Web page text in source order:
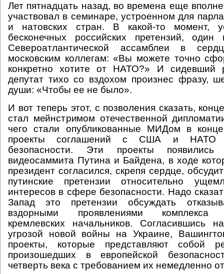
Лет пятнадцать назад, во времена еще вполне
участвовал в семинаре, устроенном для
и натовских стран. В какой-то момент,
бесконечных российских претензий, один
Североатлантической ассамблеи в
московским коллегам: «Вы можете точно
конкретно хотите от НАТО?» И сидевший
депутат тихо со вздохом произнес фразу,
души: «Чтобы ее не было».
И вот теперь этот, с позволения сказать,
стал мейнстримом отечественной
чего стали опубликованные МИДом в
проекты соглашений с США и НАТО
безопасности. Эти проекты появились
видеосаммита Путина и Байдена, в ходе
президент согласился, скрепя сердце,
путинские претензии относительно
интересов в сфере безопасности. Надо
Запад это претензии обсуждать
вздорными проявлениями комплекса
кремлевских начальников. Согласившись
угрозой новой войны на Украине,
проекты, которые представляют собой
произошедших в европейской
четверть века с требованием их немедленно